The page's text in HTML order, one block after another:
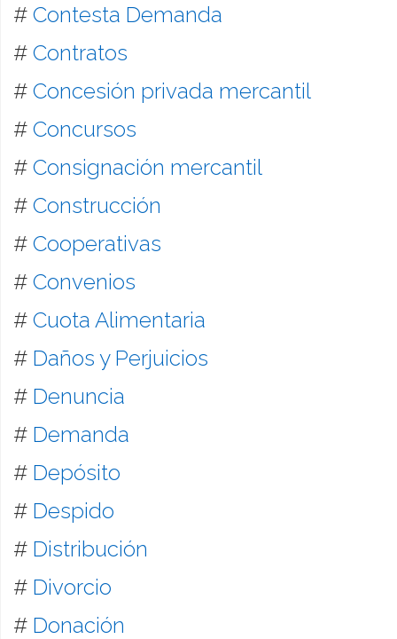
# Contesta Demanda
# Contratos
# Concesión privada mercantil
# Concursos
# Consignación mercantil
# Construcción
# Cooperativas
# Convenios
# Cuota Alimentaria
# Daños y Perjuicios
# Denuncia
# Demanda
# Depósito
# Despido
# Distribución
# Divorcio
# Donación